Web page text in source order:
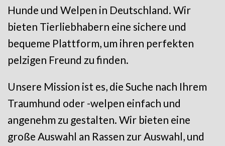
Hunde und Welpen in Deutschland. Wir
bieten Tierliebhabern eine sichere und
bequeme Plattform, um ihren perfekten
pelzigen Freund zu finden.
Unsere Mission ist es, die Suche nach Ihrem
Traumhund oder -welpen einfach und
angenehm zu gestalten. Wir bieten eine
große Auswahl an Rassen zur Auswahl, und